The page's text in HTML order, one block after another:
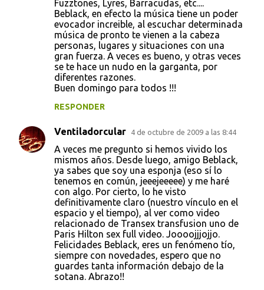
Fuzztones, Lyres, Barracudas, etc....
Beblack, en efecto la música tiene un poder
evocador increible, al escuchar determinada
música de pronto te vienen a la cabeza
personas, lugares y situaciones con una
gran fuerza. A veces es bueno, y otras veces
se te hace un nudo en la garganta, por
diferentes razones.
Buen domingo para todos !!!
RESPONDER
Ventiladorcular 4 de octubre de 2009 a las 8:44
A veces me pregunto si hemos vivido los
mismos años. Desde luego, amigo Beblack,
ya sabes que soy una esponja (eso sí lo
tenemos en común, jeeejeeeee) y me haré
con algo. Por cierto, lo he visto
definitivamente claro (nuestro vínculo en el
espacio y el tiempo), al ver como video
relacionado de Transex transfusion uno de
Paris Hilton sex full video. Joooojjjojjo.
Felicidades Beblack, eres un fenómeno tío,
siempre con novedades, espero que no
guardes tanta información debajo de la
sotana. Abrazo!!